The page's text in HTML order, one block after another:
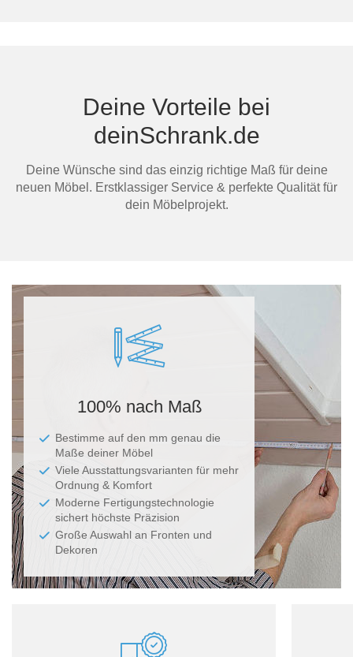
Deine Vorteile bei
deinSchrank.de
Deine Wünsche sind das einzig richtige Maß für deine
neuen Möbel. Erstklassiger Service & perfekte Qualität für
dein Möbelprojekt.
100% nach Maß
Bestimme auf den mm genau die
Maße deiner Möbel
Viele Ausstattungsvarianten für mehr
Ordnung & Komfort
Moderne Fertigungstechnologie
sichert höchste Präzision
Große Auswahl an Fronten und
Dekoren